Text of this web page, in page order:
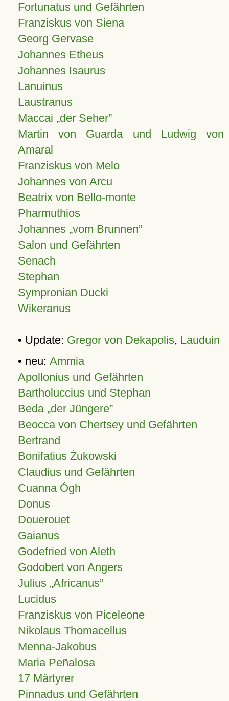
Fortunatus und Gefährten
Franziskus von Siena
Georg Gervase
Johannes Etheus
Johannes Isaurus
Lanuinus
Laustranus
Maccai „der Seher”
Martin von Guarda und Ludwig von
Amaral
Franziskus von Melo
Johannes von Arcu
Beatrix von Bello-monte
Pharmuthios
Johannes vom Brunnen
Salon und Gefährten
Senach
Stephan
Sympronian Ducki
Wikeranus
• Update: Gregor von Dekapolis, Lauduin
• neu: Ammia
Apollonius und Gefährten
Bartholuccius und Stephan
Beda „der Jüngere”
Beocca von Chertsey und Gefährten
Bertrand
Bonifatius Żukowski
Claudius und Gefährten
Cuanna Ógh
Donus
Douerouet
Gaianus
Godefried von Aleth
Godobert von Angers
Julius Africanus
Lucidus
Franziskus von Piceleone
Nikolaus Thomacellus
Menna-Jakobus
Maria Peñalosa
17 Märtyrer
Pinnadus und Gefährten